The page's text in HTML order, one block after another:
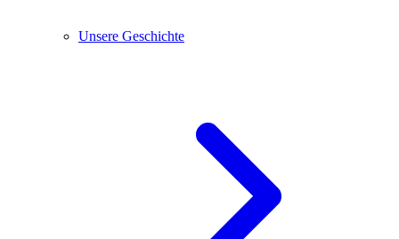
Unsere Geschichte